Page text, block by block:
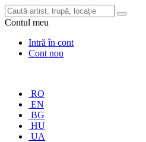
Contul meu
Intră în cont
Cont nou
RO
EN
BG
HU
UA